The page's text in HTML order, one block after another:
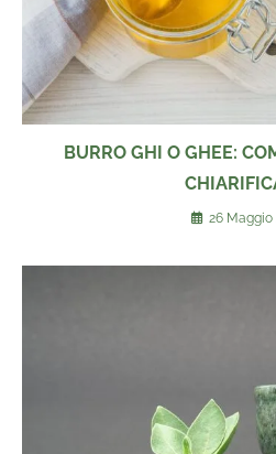
BURRO GHI O GHEE:
26 Maggio